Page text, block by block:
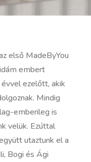
első MadeByYou
embert
ezelőtt, akik
Mindig
emberileg is
velük. Ezúttal
utaztunk el a
Bogi és Ági